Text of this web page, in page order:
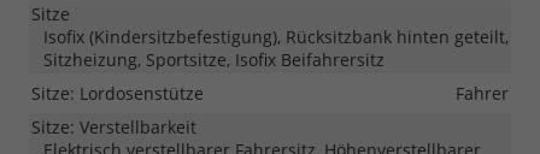
Sitze
Isofix (Kindersitzbefestigung), Rücksitzbank hinten geteilt,
Sitzheizung, Sportsitze, Isofix Beifahrersitz
Sitze: Lordosenstütze
Fahrer
Sitze: Verstellbarkeit